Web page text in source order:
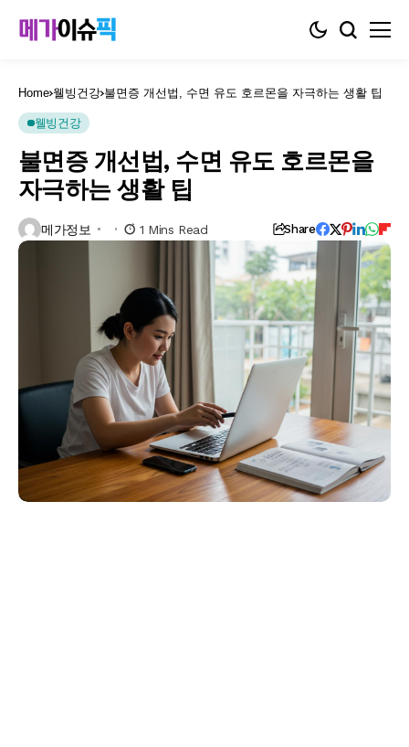
Home 웰빙건강 불면증 개선법, 수면 유도 호르몬을 자극하는 생활 팁
웰빙건강
불면증 개선법, 수면 유도 호르몬을
자극하는 생활 팁
메가정보 1 Mins Read Share